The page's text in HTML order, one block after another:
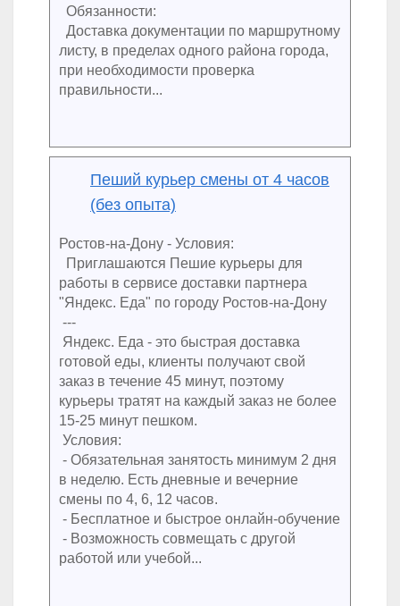
Обязанности:
Доставка документации по маршрутному
листу, в пределах одного района города,
при необходимости проверка
правильности...
Пеший курьер смены от 4 часов
(без опыта)
Ростов-на-Дону - Условия:
Приглашаются Пешие курьеры для
работы в сервисе доставки партнера
"Яндекс. Еда" по городу Ростов-на-Дону
---
Яндекс. Еда - это быстрая доставка
готовой еды, клиенты получают свой
заказ в течение 45 минут, поэтому
курьеры тратят на каждый заказ не более
15-25 минут пешком.
Условия:
- Обязательная занятость минимум 2 дня
в неделю. Есть дневные и вечерние
смены по 4, 6, 12 часов.
- Бесплатное и быстрое онлайн-обучение
- Возможность совмещать с другой
работой или учебой...